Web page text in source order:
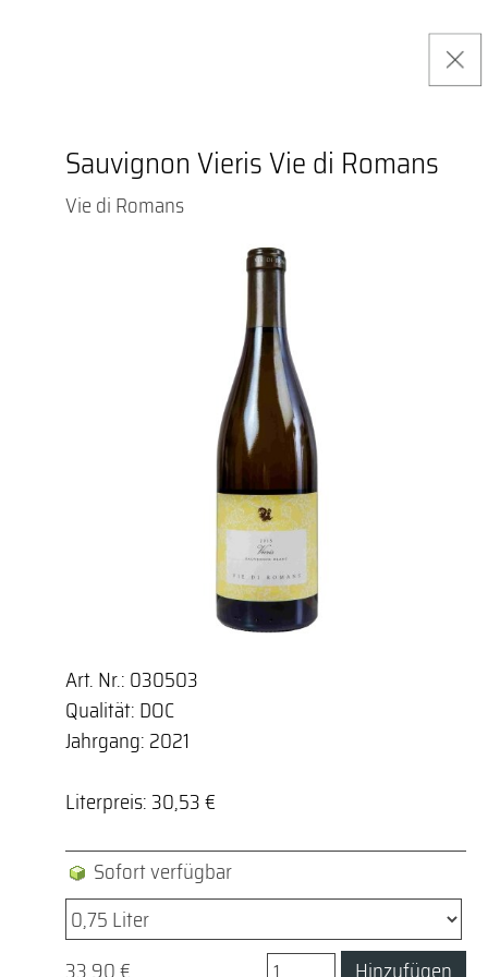
Sauvignon Vieris Vie di Romans
Vie di Romans
Art. Nr.: 030503
Qualität: DOC
Jahrgang: 2021
Literpreis: 30,53 €
Sofort verfügbar